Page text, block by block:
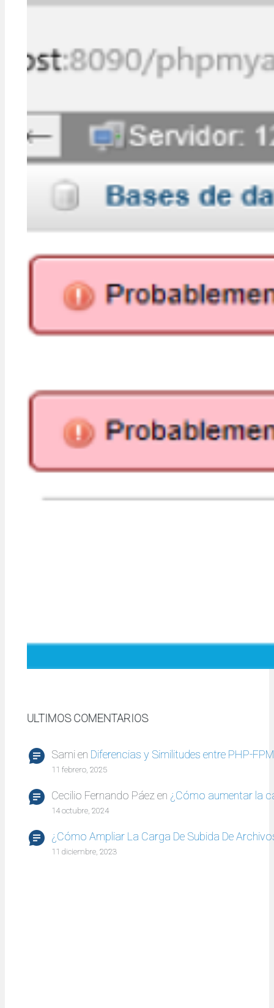
ULTIMOS COMENTARIOS
Samien Diferencias y Similitudes entre PHP-
11 febrero, 2025
Cecilio Fernando Páez en ¿Cómo aumentar la
14 octubre, 2024
¿Cómo Ampliar La Carga De Subida De
11 diciembre, 2023